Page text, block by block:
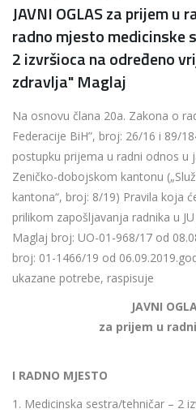
JAVNI OGLAS za prijem u
radno mjesto
2 izvršioca na određeno
zdravlja" Maglaj
Na osnovu člana 20a. Zakona o
Federacije BiH”, broj: 26/16 i 89/
postupku prijema u radni odnos u
Zeničko-dobojskom kantonu
kantona“, broj: 8/19) Pravila koja
prilikom zapošljavanja radnika u
Maglaj broj: UO-01-968/17 od
broj: 01-1466/19 od
ukazane potrebe, raspisuje
JAVNI
za prijem u
I RADNO MJESTO
1. Medicinska sestra/tehničar – 2